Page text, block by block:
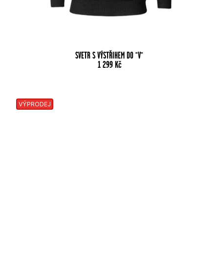
SVETR S VÝSTŘIHEM DO "V"
1 299Kč
VÝPRODEJ